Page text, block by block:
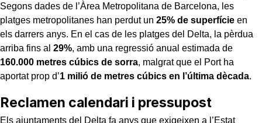
Segons dades de l’Àrea Metropolitana de Barcelona, les
platges metropolitanes han perdut un 25% de superfície en
els darrers anys. En el cas de les platges del Delta, la pèrdua
arriba fins al 29%, amb una regressió anual estimada de
160.000 metres cúbics de sorra, malgrat que el Port ha
aportat prop d’1 milió de metres cúbics en l’última dècada.
Reclamen calendari i pressupost
Els ajuntaments del Delta fa anys que exigeixen a l’Estat